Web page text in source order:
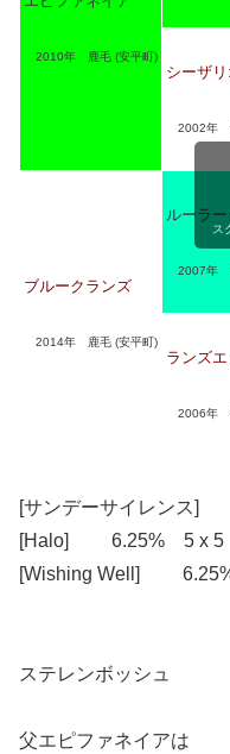
2010年 鹿毛 (安平町)
シーザリ
2002年
ブルークランズ
2014年 鹿毛 (安平町)
ルーラ
2007年
ランズ
2006年
ス
[サンデーサイレン
[Halo] 6.25% 5 x 5
[Wishing Well]
ステレンボッシュ
父エピファネイアは